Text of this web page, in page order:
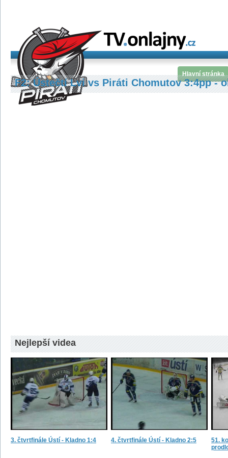
Hlavní stránka
F2: Ústečtí Lvi vs Piráti Chomutov 3:4pp -
Nejlepší videa
3. čtvrtfinále Ústí - Kladno 1:4 4. čtvrtfinále Ústí - Kladno 2:5
51.